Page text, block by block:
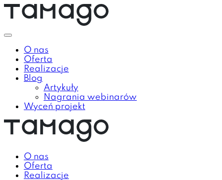
O nas
Oferta
Realizacje
Blog
Artykuły
Nagrania webinarów
Wyceń projekt
O nas
Oferta
Realizacje